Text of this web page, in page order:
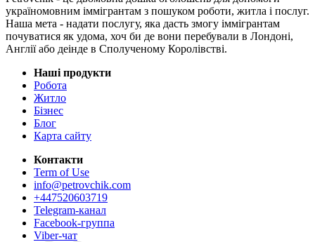
україномовним іммігрантам з пошуком роботи, житла і послуг.
Наша мета - надати послугу, яка дасть змогу іммігрантам
почуватися як удома, хоч би де вони перебували в Лондоні,
Англії або деінде в Сполученому Королівстві.
Наші продукти
Робота
Житло
Бізнес
Блог
Карта сайту
Контакти
Term of Use
info@petrovchik.com
+447520603719
Telegram-канал
Facebook-группа
Viber-чат